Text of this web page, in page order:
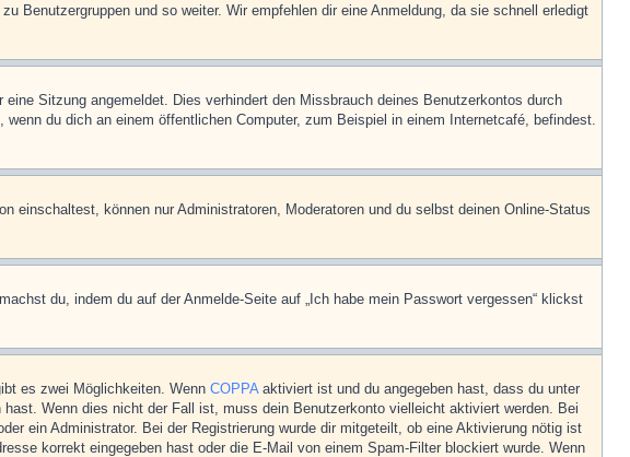
Benutzergruppen und so weiter. Wir empfehlen dir eine Anmeldung, da sie schnell erledigt
Sitzung angemeldet. Dies verhindert den Missbrauch deines Benutzerkontos durch
du dich an einem öffentlichen Computer, zum Beispiel in einem Internetcafé, befindest.
einschaltest, können nur Administratoren, Moderatoren und du selbst deinen Online-Status
du, indem du auf der Anmelde-Seite auf „Ich habe mein Passwort vergessen“ klickst
es zwei Möglichkeiten. Wenn COPPAaktiviert ist und du angegeben hast, dass du unter
Wenn dies nicht der Fall ist, muss dein Benutzerkonto vielleicht aktiviert werden. Bei
ein Administrator. Bei der Registrierung wurde dir mitgeteilt, ob eine Aktivierung nötig ist
korrekt eingegeben hast oder die E-Mail von einem Spam-Filter blockiert wurde. Wenn